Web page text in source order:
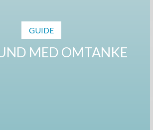
GUIDE
MED OMTANKE